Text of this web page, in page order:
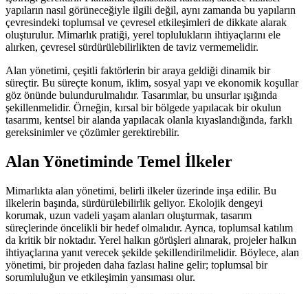
yapıların nasıl görüneceğiyle ilgili değil, aynı zamanda bu yapıların
çevresindeki toplumsal ve çevresel etkileşimleri de dikkate alarak
oluşturulur. Mimarlık pratiği, yerel toplulukların ihtiyaçlarını ele
alırken, çevresel sürdürülebilirlikten de taviz vermemelidir.
Alan yönetimi, çeşitli faktörlerin bir araya geldiği dinamik bir
süreçtir. Bu süreçte konum, iklim, sosyal yapı ve ekonomik koşullar
göz önünde bulundurulmalıdır. Tasarımlar, bu unsurlar ışığında
şekillenmelidir. Örneğin, kırsal bir bölgede yapılacak bir okulun
tasarımı, kentsel bir alanda yapılacak olanla kıyaslandığında, farklı
gereksinimler ve çözümler gerektirebilir.
Alan Yönetiminde Temel İlkeler
Mimarlıkta alan yönetimi, belirli ilkeler üzerinde inşa edilir. Bu
ilkelerin başında, sürdürülebilirlik geliyor. Ekolojik dengeyi
korumak, uzun vadeli yaşam alanları oluşturmak, tasarım
süreçlerinde öncelikli bir hedef olmalıdır. Ayrıca, toplumsal katılım
da kritik bir noktadır. Yerel halkın görüşleri alınarak, projeler halkın
ihtiyaçlarına yanıt verecek şekilde şekillendirilmelidir. Böylece, alan
yönetimi, bir projeden daha fazlası haline gelir; toplumsal bir
sorumluluğun ve etkileşimin yansıması olur.